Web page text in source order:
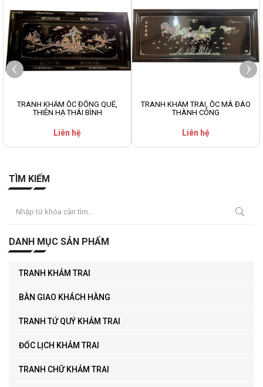
TRANH KHẢM ỐC ĐỒNG QUÊ,
THIÊN HẠ THÁI BÌNH
Liên hệ
TRANH KHẢM TRAI, ỐC MÃ ĐÁO
THÀNH CÔNG
Liên hệ
TÌM KIẾM
DANH MỤC SẢN PHẨM
TRANH KHẢM TRAI
BÀN GIAO KHÁCH HÀNG
TRANH TỨ QUÝ KHẢM TRAI
ĐỐC LỊCH KHẢM TRAI
TRANH CHỮ KHẢM TRAI